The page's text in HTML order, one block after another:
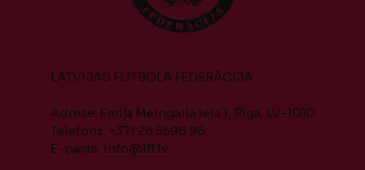
LATVIJAS FUTBOLA FEDERĀCIJA
Adrese: Emiļa Melngaiļa iela 1, Rīga, LV-1010
Telefons: +371 28 5598 98
E-pasts: info@lff.lv